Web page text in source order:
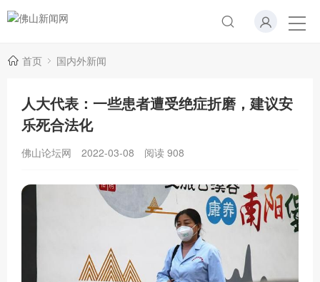
首页 国内外新闻
人大代表：一些患者遭受绝症折磨，建议安
乐死合法化
佛山论坛网 2022-03-08 阅读 908